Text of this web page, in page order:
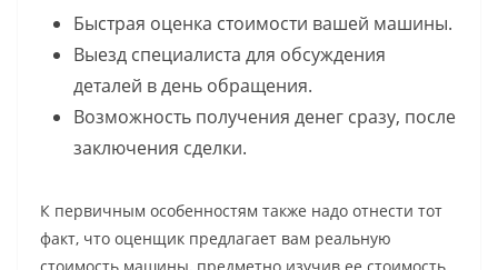
Быстрая оценка стоимости вашей машины.
Выезд специалиста для обсуждения
деталей в день обращения.
Возможность получения денег сразу, после
заключения сделки.
К первичным особенностям также надо отнести тот
факт, что оценщик предлагает вам реальную